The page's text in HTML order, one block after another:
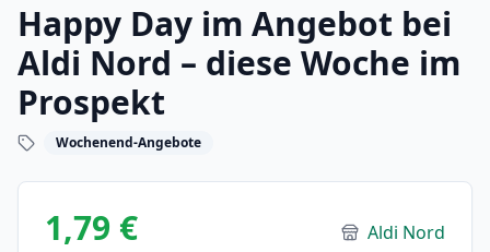
Happy Day im Angebot bei
Aldi Nord – diese Woche im
Prospekt
Wochenend-Angebote
1,79 € Aldi Nord